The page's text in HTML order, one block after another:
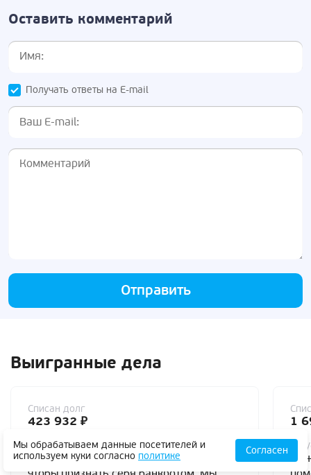
Оставить комментарий
Получать ответы на E-mail
Отправить
Выигранные дела
Списан долг
423 932 ₽
Ситуация
Молодая женщина обратилась к нам,
1
Мы обрабатываем данные посетителей и
используем куки согласно политике Согласен